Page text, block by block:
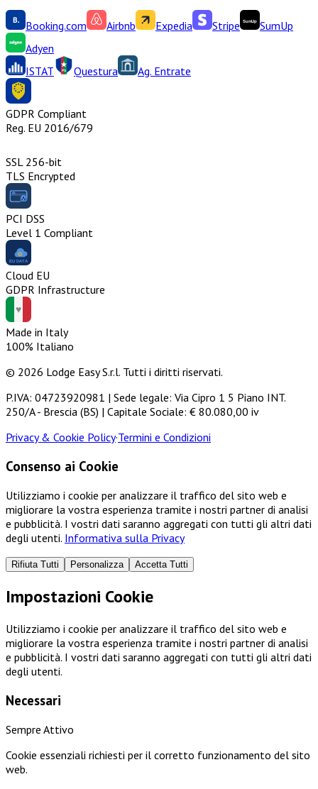
Booking.com Airbnb Expedia Stripe
SumUp
Adyen
ISTAT
Questura Ag. Entrate
GDPR Compliant
Reg. EU 2016/679
SSL 256-bit
TLS Encrypted
PCI DSS
Level 1 Compliant
Cloud EU
GDPR Infrastructure
Made in Italy
100% Italiano
© 2026 Lodge Easy S.r.l. Tutti i diritti riservati.
P.IVA: 04723920981 | Sede legale: Via Cipro 1 5 Piano INT.
250/A - Brescia (BS) | Capitale Sociale: € 80.080,00 iv
Privacy & Cookie Policy·Termini e Condizioni
Consenso ai Cookie
Utilizziamo i cookie per analizzare il traffico del sito web e
migliorare la vostra esperienza tramite i nostri partner di analisi
e pubblicità. I vostri dati saranno aggregati con tutti gli altri dati
degli utenti. Informativa sulla Privacy
Rifiuta Tutti Personalizza Accetta Tutti
Impostazioni Cookie
Utilizziamo i cookie per analizzare il traffico del sito web e
migliorare la vostra esperienza tramite i nostri partner di analisi
e pubblicità. I vostri dati saranno aggregati con tutti gli altri dati
degli utenti.
Necessari
Sempre Attivo
Cookie essenziali richiesti per il corretto funzionamento del sito
web.